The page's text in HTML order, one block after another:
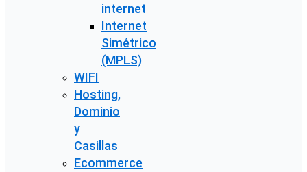
internet
Internet
Simétrico
(MPLS)
WIFI
Hosting,
Dominio
y
Casillas
Ecommerce